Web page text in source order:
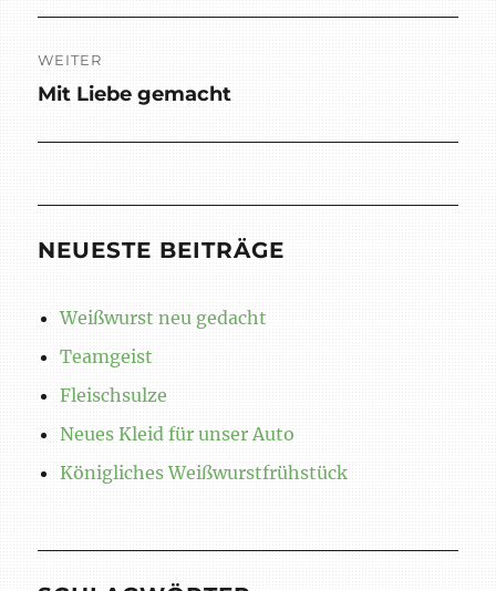
WEITER
Nächster
Mit Liebe gemacht
NEUESTE BEITRÄGE
Weißwurst neu gedacht
Teamgeist
Fleischsulze
Neues Kleid für unser Auto
Königliches Weißwurstfrühstück